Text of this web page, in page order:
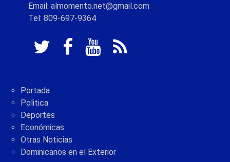
Email: almomento.net@gmail.com
Tel: 809-697-9364
Portada
Politica
Deportes
Económicas
Otras Noticias
Dominicanos en el Exterior